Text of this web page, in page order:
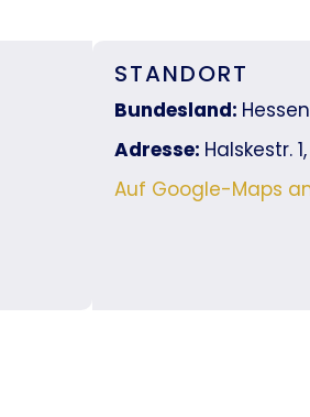
STANDORT
Bundesland: Hessen
Adresse: Halskestr.
Auf Google-Maps